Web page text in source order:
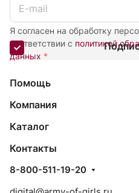
Я согласен на обработку
соответствии с политикой
данных *
Помощь
Компания
Каталог
Контакты
8-800-511-19-20